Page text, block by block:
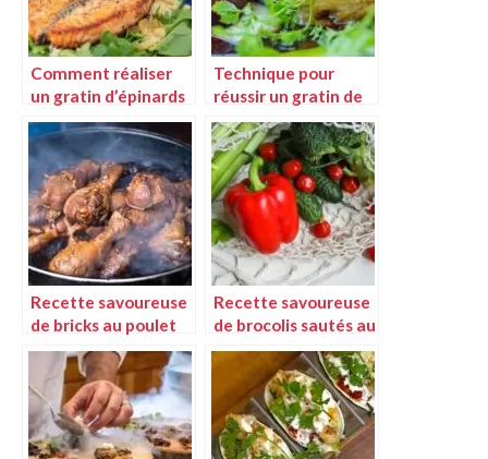
Comment réaliser
un gratin d’épinards
au saumon parfait
Technique pour
réussir un gratin de
potimarron et
pommes de terre
fumées
Recette savoureuse
de bricks au poulet
et champignons
Recette savoureuse
de brocolis sautés au
jambon